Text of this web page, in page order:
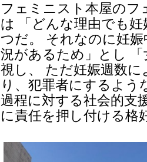
フェミニスト本屋のフ
は 「どんな理由でも
つだ。 それなのに妊
況があるため」とし
視し、 ただ妊娠週数
り、犯罪者にするよう
過程に対する社会的支
に責任を押し付ける格